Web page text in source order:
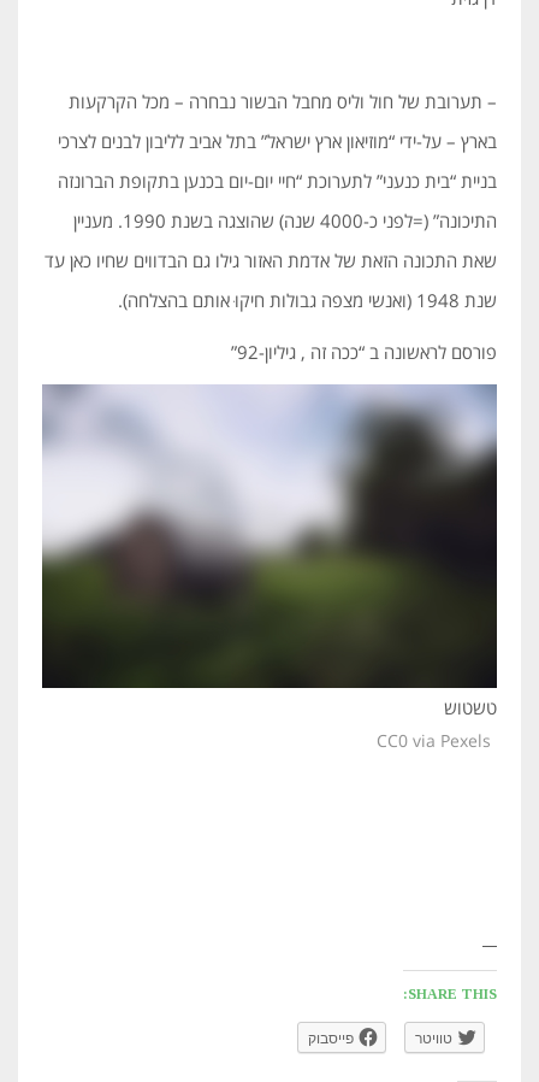
– תערובת של חול וליס מחבל הבשור נבחרה – מכל הקרקעות
בארץ – על-ידי “מוזיאון ארץ ישראל” בתל אביב לליבון לבנים לצרכי
בניית “בית כנעני” לתערוכת “חיי יום-יום בכנען בתקופת הברונזה
התיכונה” (=לפני כ-4000 שנה) שהוצגה בשנת 1990. מעניין
שאת התכונה הזאת של אדמת האזור גילו גם הבדווים שחיו כאן עד
שנת 1948 (ואנשי מצפה גבולות חיקוּ אותם בהצלחה).
פורסם לראשונה ב “ככה זה , גיליון-92”
טשטוש
CC0 via Pexels
SHARE THIS:
טוויטר פייסבוק